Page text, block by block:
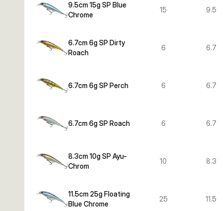
9.5cm 15g SP Blue
Chrome
15 9.5
6.7cm 6g SP Dirty
Roach
6 6.7
6.7cm 6g SP Perch 6 6.7
6.7cm 6g SP Roach 6 6.7
8.3cm 10g SP Ayu-
Chrom
10 8.3
11.5cm 25g Floating
Blue Chrome
25 11.5